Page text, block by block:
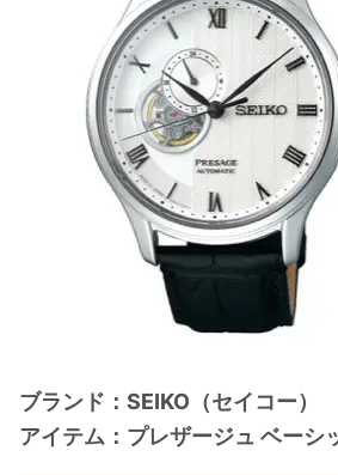
ブランド：SEIKO（セイコー）
アイテム：プレザージュ ベーシ